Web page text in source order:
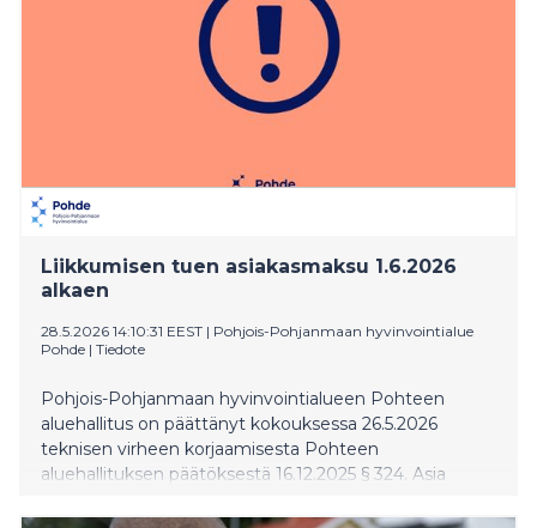
Liikkumisen tuen asiakasmaksu 1.6.2026
alkaen
28.5.2026 14:10:31 EEST | Pohjois-Pohjanmaan hyvinvointialue
Pohde | Tiedote
Pohjois-Pohjanmaan hyvinvointialueen Pohteen
aluehallitus on päättänyt kokouksessa 26.5.2026
teknisen virheen korjaamisesta Pohteen
aluehallituksen päätöksestä 16.12.2025 § 324. Asia